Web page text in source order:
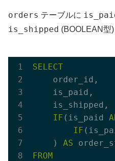
orders テーブルに
is_shipped (BOOLEAN型
SELECT
    order_id,
    is_paid,
    is_shipped,
IF (is_paid
IF
    )
AS
FROM